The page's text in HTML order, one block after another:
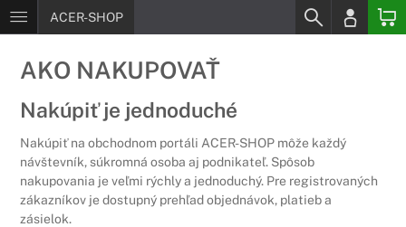
ACER-SHOP
AKO NAKUPOVAŤ
Nakúpiť je jednoduché
Nakúpiť na obchodnom portáli ACER-SHOP môže každý
návštevník, súkromná osoba aj podnikateľ. Spôsob
nakupovania je veľmi rýchly a jednoduchý. Pre registrovaných
zákazníkov je dostupný prehľad objednávok, platieb a
zásielok.